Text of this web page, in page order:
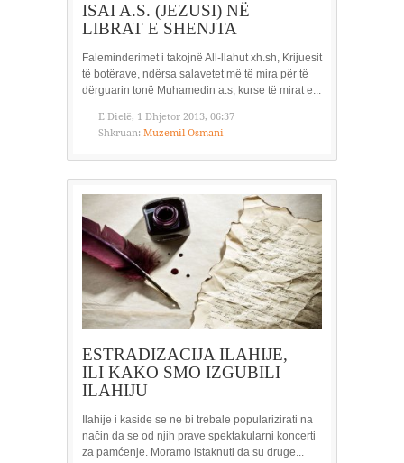
ISAI A.S. (JEZUSI) NË
LIBRAT E SHENJTA
Faleminderimet i takojnë All-llahut xh.sh, Krijuesit
të botërave, ndërsa salavetet më të mira për të
dërguarin tonë Muhamedin a.s, kurse të mirat e...
E Dielë, 1 Dhjetor 2013, 06:37
Shkruan: Muzemil Osmani
ESTRADIZACIJA ILAHIJE,
ILI KAKO SMO IZGUBILI
ILAHIJU
Ilahije i kaside se ne bi trebale popularizirati na
način da se od njih prave spektakularni koncerti
za pamćenje. Moramo istaknuti da su druge...